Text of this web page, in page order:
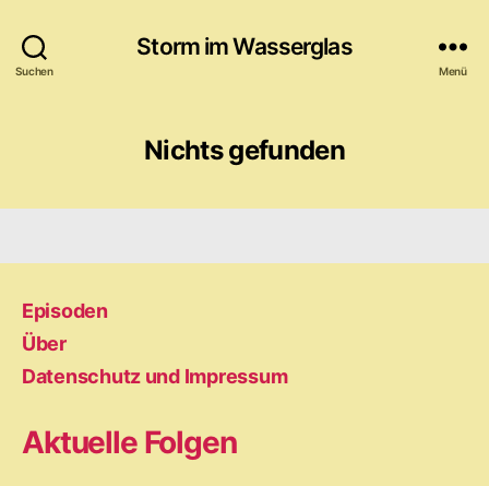
Suchen
Storm im Wasserglas
Menü
Nichts gefunden
Episoden
Über
Datenschutz und Impressum
Aktuelle Folgen